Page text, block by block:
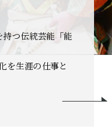
持つ伝統芸能「能
を生涯の仕事と